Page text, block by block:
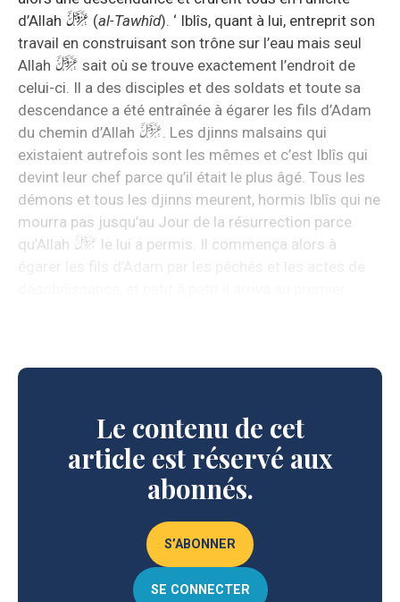
d’Allah
(al-Tawhîd). ‘ Iblîs, quant à lui, entreprit son
travail en construisant son trône sur l’eau mais seul
Allah
sait où se trouve exactement l’endroit de
celui-ci. Il a des disciples et des soldats et toute sa
descendance a été entraînée à égarer les fils d’Adam
du chemin d’Allah
. Les djinns malsains qui
existaient autrefois sont les mêmes et c’est Iblîs qui
devint leur chef parce qu’il était le plus âgé. Tous les
démons et tous les djinns meurent, hormis Iblîs qui ne
mourra pas jusqu’au Jour de la résurrection parce
qu’Allah
le lui a permis. Il commença alors à
Le contenu de cet
article est réservé aux
abonnés.
S’ABONNER
SE CONNECTER